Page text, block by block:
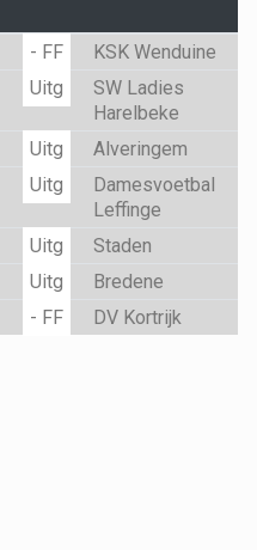
- FF KSK Wenduine
Uitg
SW Ladies
Harelbeke
Uitg Alveringem
Uitg
Damesvoetbal
Leffinge
Uitg Staden
Uitg Bredene
- FF DV Kortrijk